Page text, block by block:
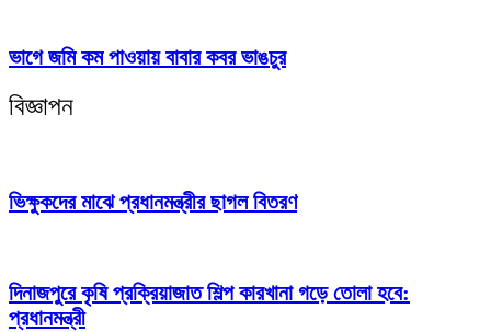
ভাগে জমি কম পাওয়ায় বাবার কবর ভাঙচুর
বিজ্ঞাপন
ভিক্ষুকদের মাঝে প্রধানমন্ত্রীর ছাগল বিতরণ
দিনাজপুরে কৃষি প্রক্রিয়াজাত শিল্প কারখানা গড়ে তোলা হবে:
প্রধানমন্ত্রী